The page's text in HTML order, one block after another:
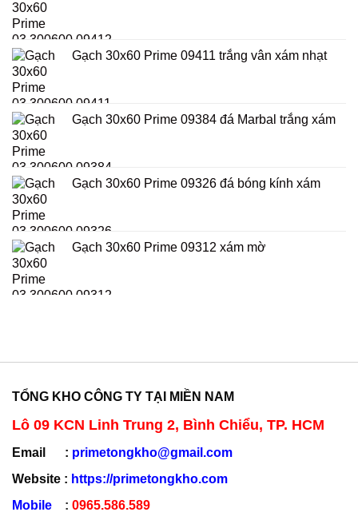
Gạch 30x60 Prime 09411 trắng vân xám nhạt
Gạch 30x60 Prime 09384 đá Marbal trắng xám
Gạch 30x60 Prime 09326 đá bóng kính xám
Gạch 30x60 Prime 09312 xám mờ
TỔNG KHO CÔNG TY TẠI MIỀN NAM
Lô 09 KCN Linh Trung 2, Bình Chiểu, TP. HCM
Email : primetongkho@gmail.com
Website : https://primetongkho.com
Mobile : 0965.586.589